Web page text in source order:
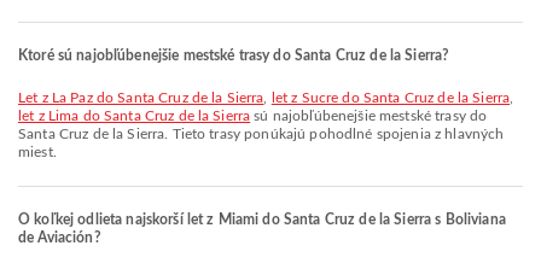
Ktoré sú najobľúbenejšie mestské trasy do Santa Cruz de la Sierra?
let z La Paz do Santa Cruz de la Sierra let z Sucre do Santa Cruz de la Sierra
let z Lima do Santa Cruz de la Sierra sú najobľúbenejšie mestské trasy do
Santa Cruz de la Sierra. Tieto trasy ponúkajú pohodlné spojenia z hlavných
miest.
O koľkej odlieta najskorší let z Miami do Santa Cruz de la Sierra s Boliviana
de Aviación?